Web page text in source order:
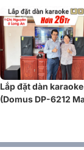
Độ nhạy 98 dB
bảo âm thanh
công suất cao nhất.
Âm thanh đồng
sóng âm thanh
âm thanh được
SW212, BCE U900
Lắp đặt dàn
(Domus DP-6212